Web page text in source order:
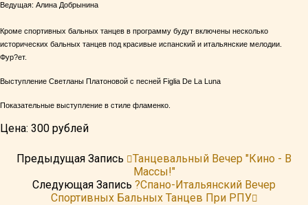
Ведущая: Алина Добрынина
Кроме спортивных бальных танцев в программу будут включены несколько
исторических бальных танцев под красивые испанский и итальянские мелодии.
Фур?ет.
Выступление Светланы Платоновой с песней Figlia De La Luna
Показательные выступление в стиле фламенко.
Цена: 300 рублей
Предыдущая Запись
Танцевальный Вечер "Кино - В
Массы!"
Следующая Запись ?спано-Итальянский Вечер
Спортивных Бальных Танцев При РПУ